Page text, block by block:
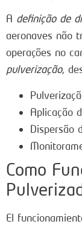
A definição de
aeronaves não
operações no
pulverização,
Aplicação
Dispersão
Como
El